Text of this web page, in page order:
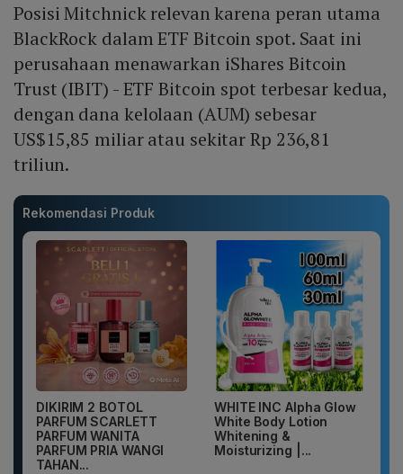
Posisi Mitchnick relevan karena peran utama
BlackRock dalam ETF Bitcoin spot. Saat ini
perusahaan menawarkan iShares Bitcoin
Trust (IBIT) - ETF Bitcoin spot terbesar kedua,
dengan dana kelolaan (AUM) sebesar
US$15,85 miliar atau sekitar Rp 236,81
triliun.
Rekomendasi Produk
DIKIRIM 2 BOTOL
PARFUM SCARLETT
PARFUM WANITA
PARFUM PRIA WANGI
TAHAN...
WHITE INC Alpha Glow
White Body Lotion
Whitening &
Moisturizing |...